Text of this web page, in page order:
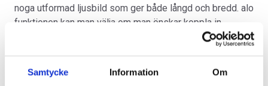
Samtycke Information Om
Välj alternativ Lägg i varukorg
noga utformad ljusbild som ger både långd och bredd. alo
funktionen kan man välja om man önskar koppla in
(artikelnummer CV0211) på positionsljuset och höjer
designen ytterligare och ger ett utseende som känns
Silverado från 2022 årsmodell med bensinmotorer.